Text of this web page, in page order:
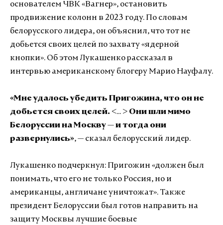
основателем ЧВК «Вагнер», остановить
продвижение колонн в 2023 году. По словам
белорусского лидера, он объяснил, что тот не
добьется своих целей по захвату «ядерной
кнопки». Об этом Лукашенко рассказал в
интервью американскому блогеру Марио Науфалу.
«Мне удалось убедить Пригожина, что он не
добьется своих целей. <... > Они шли мимо
Белоруссии на Москву — и тогда они
развернулись», — сказал белорусский лидер.
Лукашенко подчеркнул: Пригожин «должен был
понимать, что его не только Россия, но и
американцы, англичане уничтожат». Также
президент Белоруссии был готов направить на
защиту Москвы лучшие боевые